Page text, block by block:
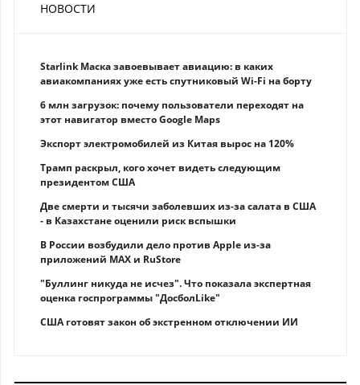
НОВОСТИ
Starlink Маска завоевывает авиацию: в каких
авиакомпаниях уже есть спутниковый Wi-Fi на борту
6 млн загрузок: почему пользователи переходят на
этот навигатор вместо Google Maps
Экспорт электромобилей из Китая вырос на 120%
Трамп раскрыл, кого хочет видеть следующим
президентом США
Две смерти и тысячи заболевших из-за салата в США
- в Казахстане оценили риск вспышки
В России возбудили дело против Apple из-за
приложений MAX и RuStore
"Буллинг никуда не исчез". Что показала экспертная
оценка госпрограммы "ДосболLike"
США готовят закон об экстренном отключении ИИ